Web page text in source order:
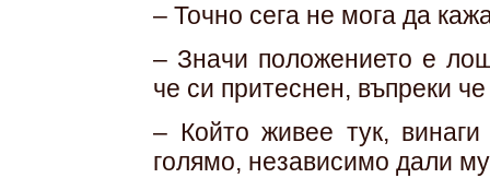
– Точно сега не мога да
– Значи положението е
че си притеснен, въпреки
– Който живее тук,
голямо, независимо дали